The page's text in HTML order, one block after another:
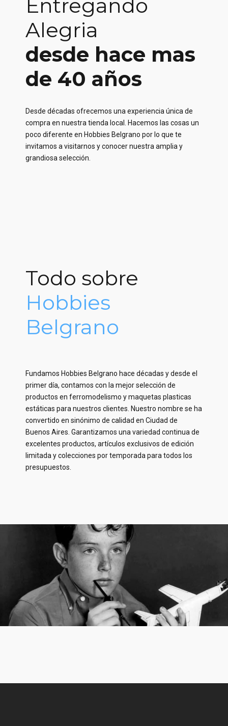
Entregando
Alegria
desde hace mas
de 40 años
Desde décadas ofrecemos una experiencia única de
compra en nuestra tienda local. Hacemos las cosas un
poco diferente en Hobbies Belgrano por lo que te
invitamos a visitarnos y conocer nuestra amplia y
grandiosa selección.
Todo sobre
Hobbies
Belgrano
Fundamos Hobbies Belgrano hace décadas y desde el
primer día, contamos con la mejor selección de
productos en ferromodelismo y maquetas plasticas
estáticas para nuestros clientes. Nuestro nombre se ha
convertido en sinónimo de calidad en Ciudad de
Buenos Aires. Garantizamos una variedad continua de
excelentes productos, artículos exclusivos de edición
limitada y colecciones por temporada para todos los
presupuestos.